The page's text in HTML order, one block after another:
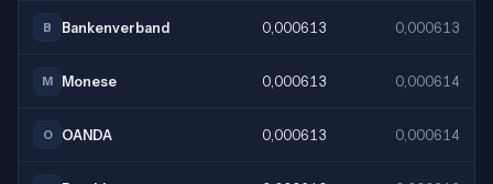
B Bankenverband 0,000613 0,000613
M Monese 0,000613 0,000614
O OANDA 0,000613 0,000614